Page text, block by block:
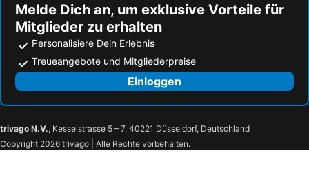
Hotel Medusa Splendid
Hotel Lampara
Hotel Jasminum
Hotel Splendid
Hotel Paron
Hotel Palma de Majorca
Hotel Kennedy
Hotel La Serena
Villa Tripoli
Hotel Garni Losanna
Appartamenti Torre Del Sole
Hotel Amburgo
Melde Dich an, um exklusive Vorteile für
Mitglieder zu erhalten
Personalisiere Dein Erlebnis
Treueangebote und Mitgliederpreise
Einloggen
trivago N.V., Kesselstrasse 5 – 7, 40221 Düsseldorf, Deutschland
Copyright 2026 trivago | Alle Rechte vorbehalten.